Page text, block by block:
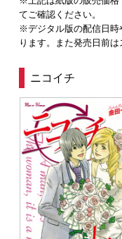
てご確認ください。
※デジタル版の配信日時
ります。また発売日前は
ニコイチ